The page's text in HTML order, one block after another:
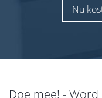
Nu
Doe mee! -